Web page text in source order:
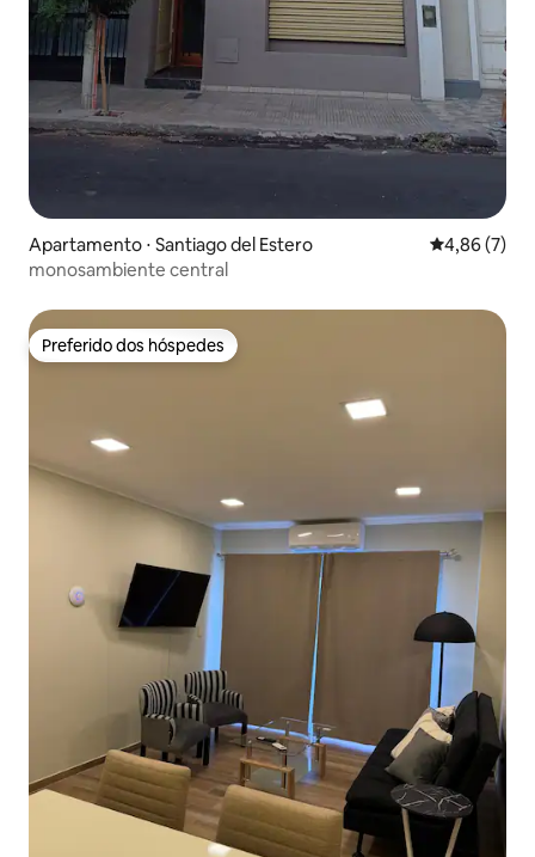
Apartamento ⋅ Santiago del Estero 4,86 de uma
4,86 (7)
monosambiente central
Preferido dos hóspedes
Preferido dos hóspedes